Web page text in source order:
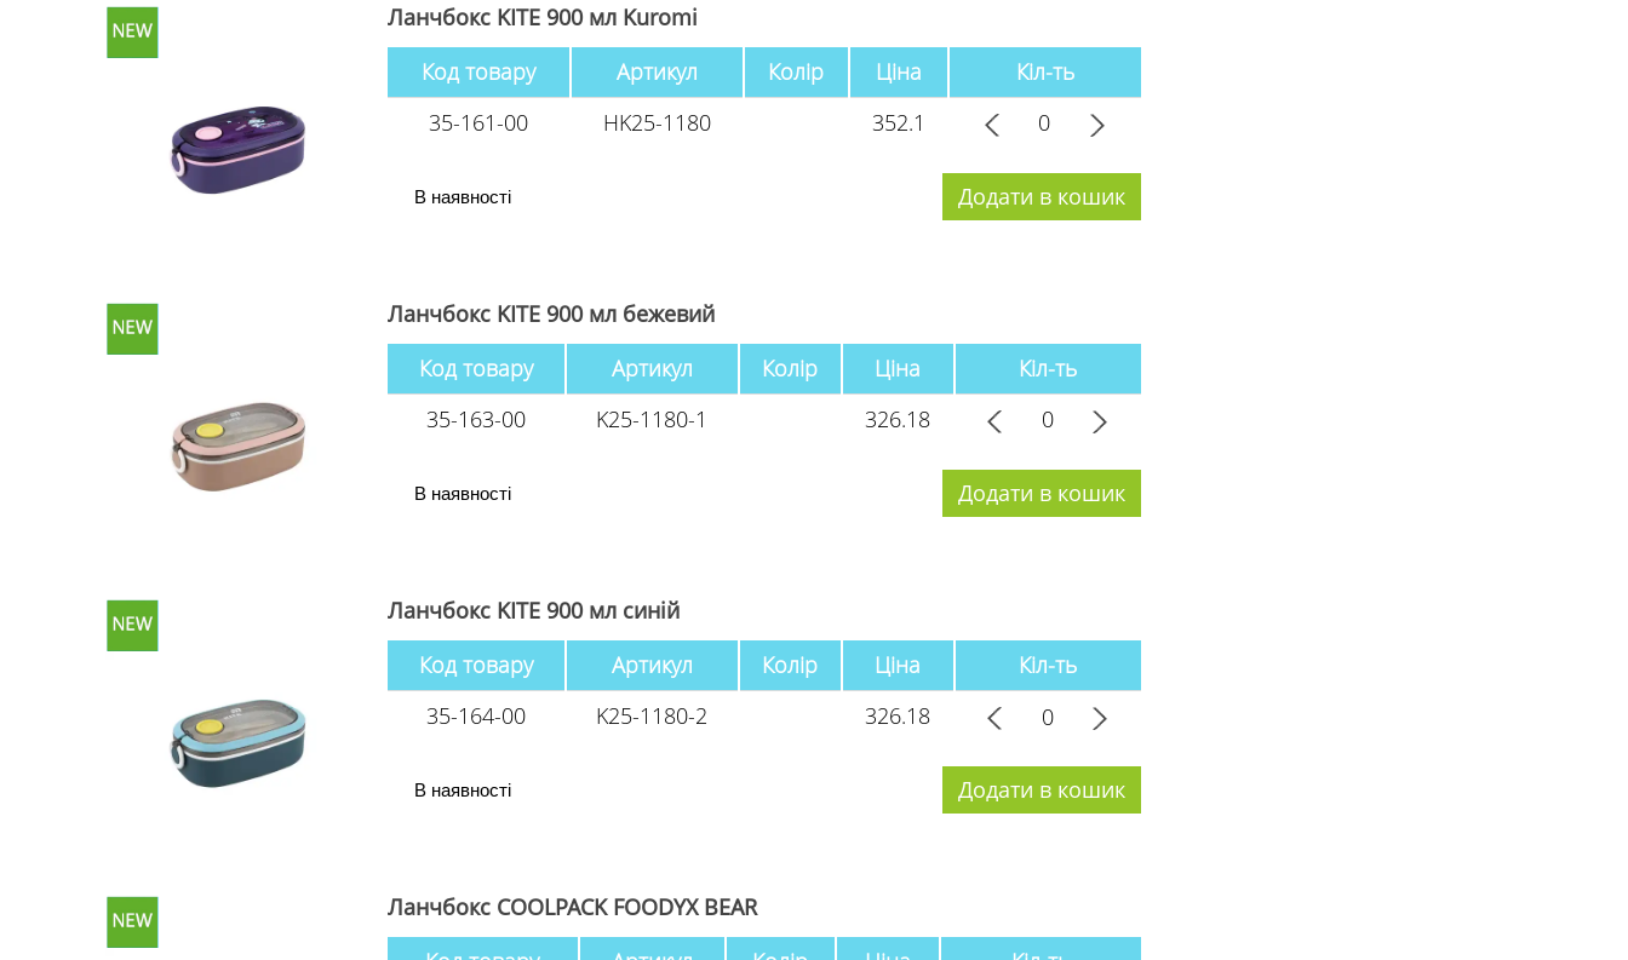
Ланчбокс KITE 900 мл Kuromi
Код товару
Артикул Колір Ціна
Кіл-ть
35-161-00
HK25-1180 352.1
В наявності
Ланчбокс KITE 900 мл бежевий
Код товару
Артикул Колір Ціна
Кіл-ть
35-163-00
K25-1180-1 326.18
В наявності
Ланчбокс KITE 900 мл синій
Код товару
Артикул Колір Ціна
Кіл-ть
35-164-00
K25-1180-2 326.18
В наявності
Ланчбокс COOLPACK FOODYX BEAR